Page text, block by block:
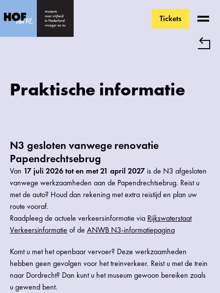
Tickets
Praktische informatie
N3 gesloten vanwege renovatie
Papendrechtsebrug
Van 17 juli 2026 tot en met 21 april 2027 is de N3 afgesloten
vanwege werkzaamheden aan de Papendrechtsebrug. Reist u
met de auto? Houd dan rekening met extra reistijd en plan uw
route vooraf.
Raadpleeg de actuele verkeersinformatie via Rijkswaterstaat
Verkeersinformatie of de ANWB N3-informatiepagina
Komt u met het openbaar vervoer? Deze werkzaamheden
hebben geen gevolgen voor het treinverkeer. Reist u met de trein
naar Dordrecht? Dan kunt u het museum gewoon bereiken zoals
u gewend bent.